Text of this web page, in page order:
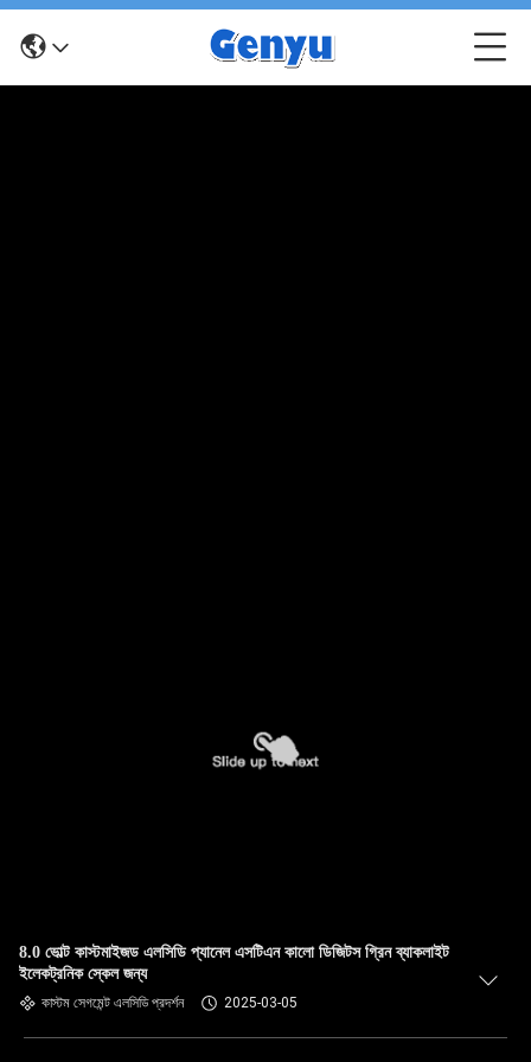
8.0 ভোল্ট কাস্টমাইজড এলসিডি প্যানেল এসটিএন কালো ডিজিটস গ্রিন ব্যাকলাইট
ইলেকট্রনিক স্কেল জন্য
কাস্টম সেগমেন্ট এলসিডি প্রদর্শন 2025-03-05